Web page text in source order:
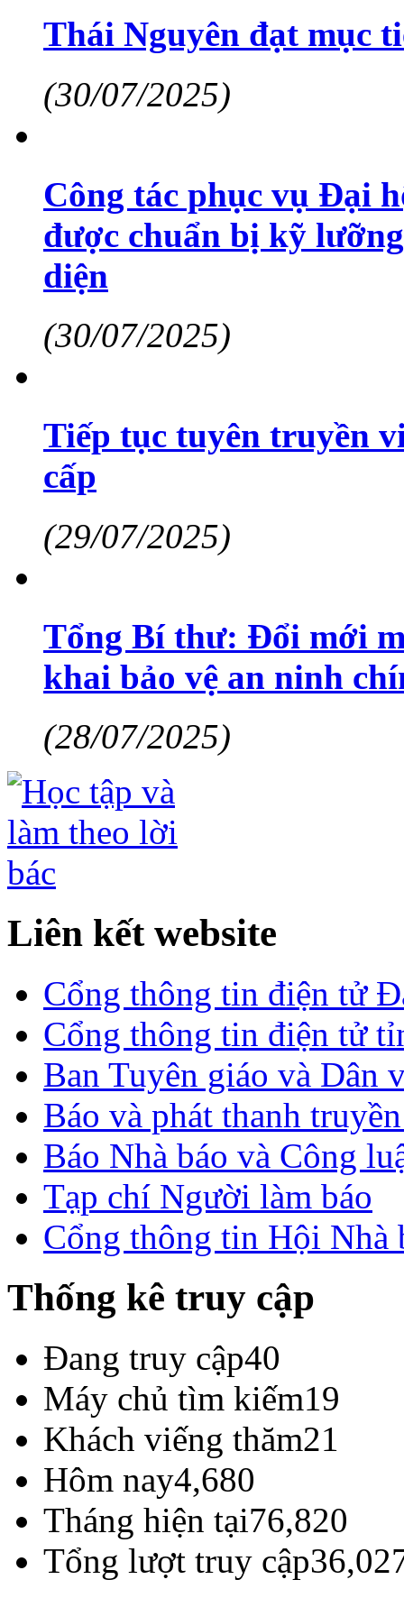
Thái Nguyên đạt mục
(30/07/2025)
Công tác phục vụ Đại
được chuẩn bị kỹ
diện
(30/07/2025)
Tiếp tục tuyên truyền
cấp
(29/07/2025)
Tổng Bí thư: Đổi mới
khai bảo vệ an ninh
(28/07/2025)
Liên kết website
Cổng thông tin điện tử
Cổng thông tin điện tử
Ban Tuyên giáo và Dân
Báo và phát thanh
Báo Nhà báo và Công
Tạp chí Người làm báo
Cổng thông tin Hội Nhà
Thống kê truy cập
Đang truy cập40
Máy chủ tìm kiếm19
Khách viếng thăm21
Hôm nay4,680
Tháng hiện tại76,820
Tổng lượt truy cập